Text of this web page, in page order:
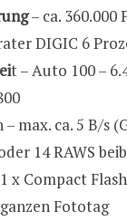
– ca. 360.000
DIGIC 6
t – Auto 100 –
– max. ca. 5 B/s
14 RAWS
x Compact
Fototag